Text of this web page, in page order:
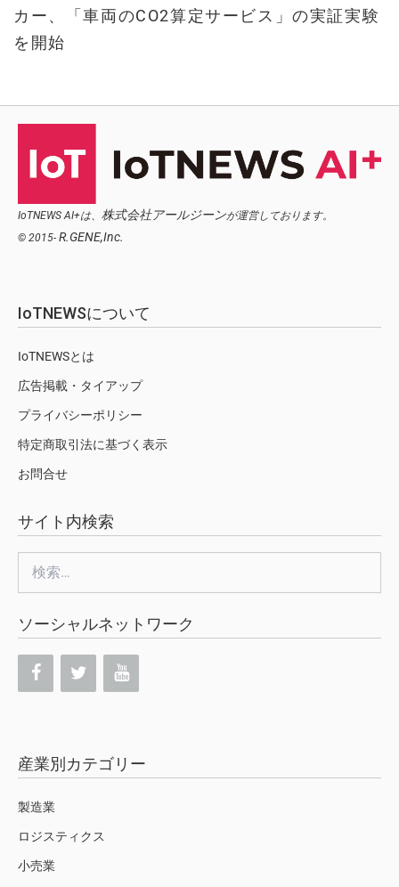
カー、「車両のCO2算定サービス」の実証実験
を開始
IoTNEWS AI+は、 株式会社アールジーンが運営しております。
© 2015- R.GENE,Inc.
IoTNEWSについて
IoTNEWSとは
広告掲載・タイアップ
プライバシーポリシー
特定商取引法に基づく表示
お問合せ
サイト内検索
索:
ソーシャルネットワーク
産業別カテゴリー
製造業
ロジスティクス
小売業